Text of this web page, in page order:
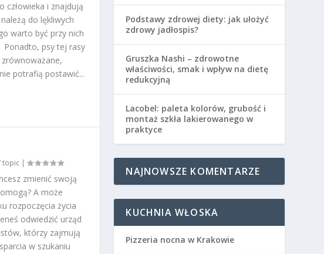
człowieka i znajdują
do lękliwych
warto być przy nich
psy tej rasy
potrafią postawić...
topic|
zmienić swoją
A może
rozpoczęcia życia
odwiedzić urząd
którzy zajmują
w szukaniu
Podstawy zdrowej diety: jak ułożyć
zdrowy jadłospis?
Gruszka Nashi – zdrowotne
właściwości, smak i wpływ na dietę
redukcyjną
Lacobel: paleta kolorów, grubość i
montaż szkła lakierowanego w
praktyce
NAJNOWSZE KOMENTARZE
KUCHNIA WŁOSKA
Pizzeria nocna w Krakowie